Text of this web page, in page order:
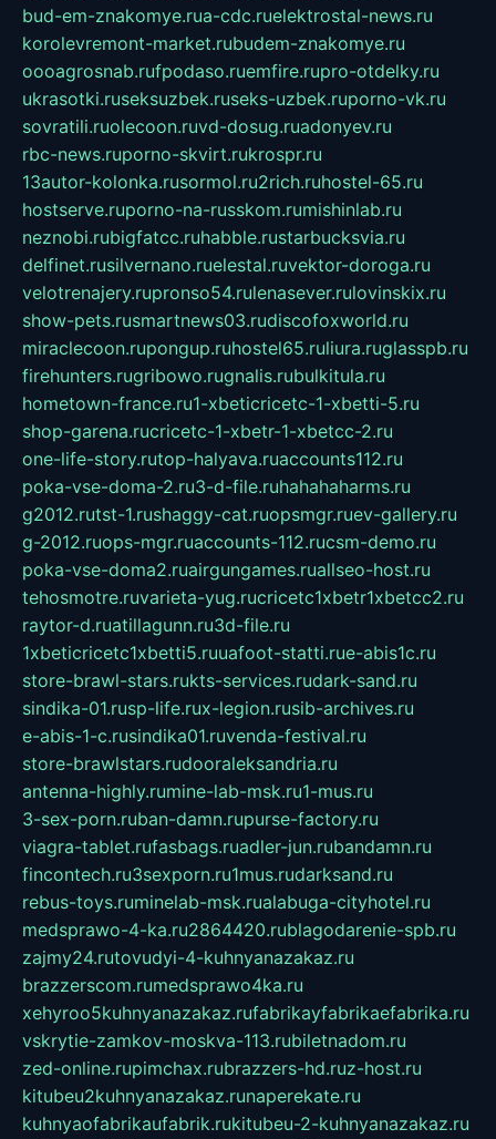
bud-em-znakomye.rua-cdc.ruelektrostal-news.ru
korolevremont-market.rubudem-znakomye.ru
oooagrosnab.rufpodaso.ruemfire.rupro-otdelky.ru
ukrasotki.ruseksuzbek.ruseks-uzbek.ruporno-vk.ru
sovratili.ruolecoon.ruvd-dosug.ruadonyev.ru
rbc-news.ruporno-skvirt.rukrospr.ru
13autor-kolonka.rusormol.ru2rich.ruhostel-65.ru
hostserve.ruporno-na-russkom.rumishinlab.ru
neznobi.rubigfatcc.ruhabble.rustarbucksvia.ru
delfinet.rusilvernano.ruelestal.ruvektor-doroga.ru
velotrenajery.rupronso54.rulenasever.rulovinskix.ru
show-pets.rusmartnews03.rudiscofoxworld.ru
miraclecoon.rupongup.ruhostel65.ruliura.ruglasspb.ru
firehunters.rugribowo.rugnalis.rubulkitula.ru
hometown-france.ru1-xbeticricetc-1-xbetti-5.ru
shop-garena.rucricetc-1-xbetr-1-xbetcc-2.ru
one-life-story.rutop-halyava.ruaccounts112.ru
poka-vse-doma-2.ru3-d-file.ruhahahaharms.ru
g2012.rutst-1.rushaggy-cat.ruopsmgr.ruev-gallery.ru
g-2012.ruops-mgr.ruaccounts-112.rucsm-demo.ru
poka-vse-doma2.ruairgungames.ruallseo-host.ru
tehosmotre.ruvarieta-yug.rucricetc1xbetr1xbetcc2.ru
raytor-d.ruatillagunn.ru3d-file.ru
1xbeticricetc1xbetti5.ruuafoot-statti.rue-abis1c.ru
store-brawl-stars.rukts-services.rudark-sand.ru
sindika-01.rusp-life.rux-legion.rusib-archives.ru
e-abis-1-c.rusindika01.ruvenda-festival.ru
store-brawlstars.rudooraleksandria.ru
antenna-highly.rumine-lab-msk.ru1-mus.ru
3-sex-porn.ruban-damn.rupurse-factory.ru
viagra-tablet.rufasbags.ruadler-jun.rubandamn.ru
fincontech.ru3sexporn.ru1mus.rudarksand.ru
rebus-toys.ruminelab-msk.rualabuga-cityhotel.ru
medsprawo-4-ka.ru2864420.rublagodarenie-spb.ru
zajmy24.rutovudyi-4-kuhnyanazakaz.ru
brazzerscom.rumedsprawo4ka.ru
xehyroo5kuhnyanazakaz.rufabrikayfabrikaefabrika.ru
vskrytie-zamkov-moskva-113.rubiletnadom.ru
zed-online.rupimchax.rubrazzers-hd.ruz-host.ru
kitubeu2kuhnyanazakaz.runaperekate.ru
kuhnyaofabrikaufabrik.rukitubeu-2-kuhnyanazakaz.ru